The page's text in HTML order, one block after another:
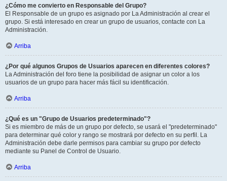
¿Cómo me convierto en Responsable del Grupo?
El Responsable de un grupo es asignado por La Administración al crear el
grupo. Si está interesado en crear un grupo de usuarios, contacte con La
Administración.
Arriba
¿Por qué algunos Grupos de Usuarios aparecen en diferentes colores?
La Administración del foro tiene la posibilidad de asignar un color a los
usuarios de un grupo para hacer más fácil su identificación.
Arriba
¿Qué es un "Grupo de Usuarios predeterminado"?
Si es miembro de más de un grupo por defecto, se usará el "predeterminado"
para determinar qué color y rango se mostrará por defecto en su perfil. La
Administración debe darle permisos para cambiar su grupo por defecto
mediante su Panel de Control de Usuario.
Arriba